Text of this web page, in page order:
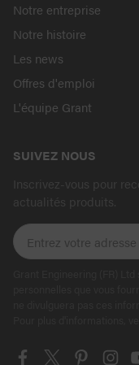
Notre entreprise
Notre histoire
Les news
Offres d'emploi
L'équipe Grant
SUIVEZ NOUS
Inscrivez-vous pour
actualités produits.